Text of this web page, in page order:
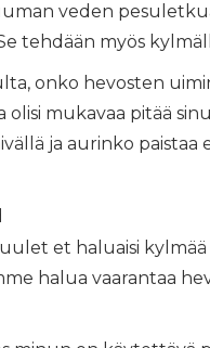
veden
tehdään myös
onko hevosten
mukavaa pitää
ja aurinko paistaa
et haluaisi kylmää
halua vaarantaa